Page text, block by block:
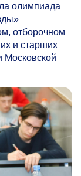
олимпиада
отборочном
и старших
Московской